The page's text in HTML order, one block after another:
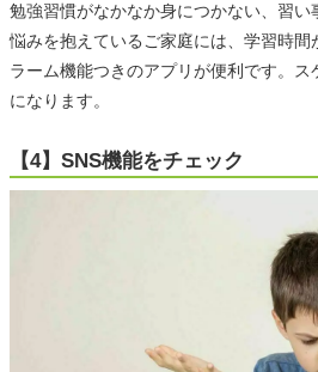
勉強習慣がなかなか身につかない、習い
悩みを抱えているご家庭には、学習時間
ラーム機能つきのアプリが便利です。
になります。
【4】SNS機能をチェック